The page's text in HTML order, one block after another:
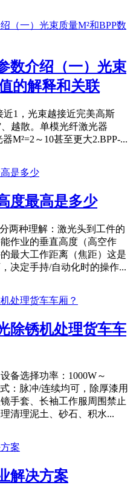
数介绍（一）光束
的解释和关联
近1，光束越接近完美高斯
越散。单模光纤激光器
M²=2～10甚至更大2.BPP-...
度最高是多少
两种理解：激光头到工件的
作业的垂直高度（高空作
最大工作距离（焦距）这是
决定手持/自动化时的操作...
除锈机处理货车车
备选择功率：1000W～
：脉冲/连续均可，除厚漆用
手套、长袖工作服周围禁止
清理泥土、砂石、积水...
解决方案